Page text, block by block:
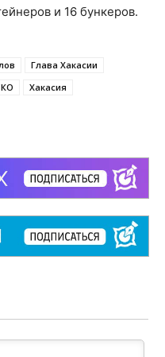
и 16 бункеров.
Глава Хакасии
Хакасия